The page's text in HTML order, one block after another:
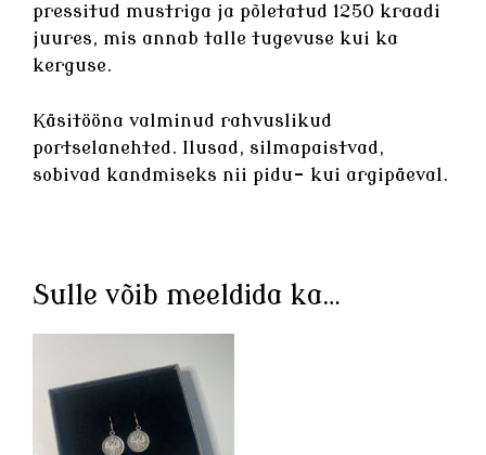
pressitud mustriga ja põletatud 1250 kraadi
juures, mis annab talle tugevuse kui ka
kerguse.
Käsitööna valminud rahvuslikud
portselanehted. Ilusad, silmapaistvad,
sobivad kandmiseks nii pidu- kui argipäeval.
Sulle võib meeldida ka…